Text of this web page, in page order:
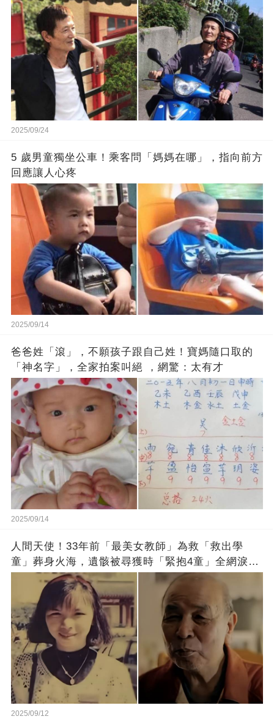
2025/09/24
5 歲男童獨坐公車！乘客問「媽媽在哪」，指向前方
回應讓人心疼
2025/09/14
爸爸姓「滾」，不願孩子跟自己姓！寶媽隨口取的
「神名字」，全家拍案叫絕 ，網驚：太有才
2025/09/14
人間天使！33年前「最美女教師」為救「救出學
童」葬身火海，遺骸被尋獲時「緊抱4童」全網淚
崩：真正的英雄不該被遺忘
2025/09/12